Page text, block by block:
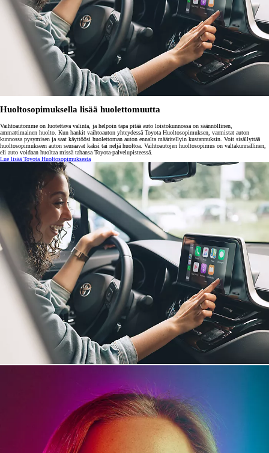
Huoltosopimuksella lisää huolettomuutta
Vaihtoautomme on luotettava valinta, ja helpoin tapa pitää auto loistokunnossa on säännöllinen,
ammattimainen huolto. Kun hankit vaihtoauton yhteydessä Toyota Huoltosopimuksen, varmistat auton
kunnossa pysymisen ja saat käyttöösi huolettoman auton ennalta määritellyin kustannuksin. Voit sisällyttää
huoltosopimukseen auton seuraavat kaksi tai neljä huoltoa. Vaihtoautojen huoltosopimus on valtakunnallinen,
eli auto voidaan huoltaa missä tahansa Toyota-palvelupisteessä.
Lue lisää Toyota Huoltosopimuksesta